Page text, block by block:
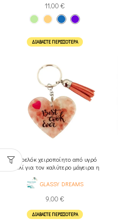
11,00 €
ΔΙΑΒΆΣΤΕ ΠΕΡΙΣΣΌΤΕΡΑ
Μπρελόκ χειροποίητο από υγρό
γυαλί για τον καλύτερο μάγειρα η
τη καλύτερη μαγείρισσα
GLASSY DREAMS
9,00 €
ΔΙΑΒΆΣΤΕ ΠΕΡΙΣΣΌΤΕΡΑ